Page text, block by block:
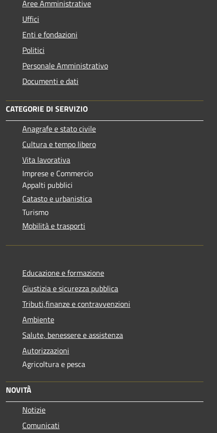
Aree Amministrative
Uffici
Enti e fondazioni
Politici
Personale Amministrativo
Documenti e dati
CATEGORIE DI SERVIZIO
Anagrafe e stato civile
Cultura e tempo libero
Vita lavorativa
Imprese e Commercio
Appalti pubblici
Catasto e urbanistica
Turismo
Mobilità e trasporti
Educazione e formazione
Giustizia e sicurezza pubblica
Tributi,finanze e contravvenzioni
Ambiente
Salute, benessere e assistenza
Autorizzazioni
Agricoltura e pesca
NOVITÀ
Notizie
Comunicati